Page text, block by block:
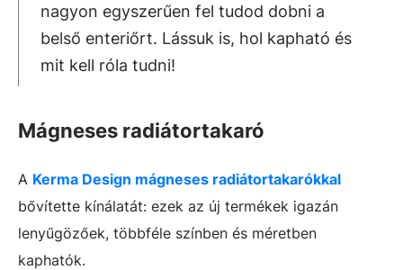
nagyon egyszerűen fel tudod dobni a
belső enteriőrt. Lássuk is, hol kapható és
mit kell róla tudni!
Mágneses radiátortakaró
A Kerma Design mágneses radiátortakarókkal
bővítette kínálatát: ezek az új termékek igazán
lenyűgözőek, többféle színben és méretben
kaphatók.